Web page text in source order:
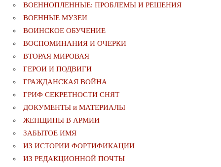
ВОЕННОПЛЕННЫЕ: ПРОБЛЕМЫ И РЕШЕНИЯ
ВОЕННЫЕ МУЗЕИ
ВОИНСКОЕ ОБУЧЕНИЕ
ВОСПОМИНАНИЯ И ОЧЕРКИ
ВТОРАЯ МИРОВАЯ
ГЕРОИ И ПОДВИГИ
ГРАЖДАНСКАЯ ВОЙНА
ГРИФ СЕКРЕТНОСТИ СНЯТ
ДОКУМЕНТЫ и МАТЕРИАЛЫ
ЖЕНЩИНЫ В АРМИИ
ЗАБЫТОЕ ИМЯ
ИЗ ИСТОРИИ ФОРТИФИКАЦИИ
ИЗ РЕДАКЦИОННОЙ ПОЧТЫ